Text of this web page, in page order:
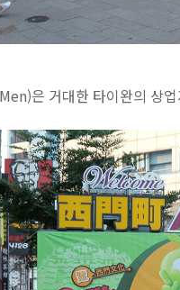
은 거대한 타이완의 상